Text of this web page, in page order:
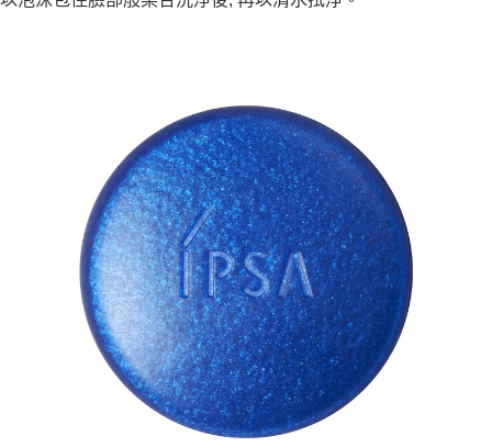
５．嚴禁一人註冊多個帳號或使用他人資訊註冊。若發現惡意使用之情形，
恩沛科技股份有限公司將有權停止該用戶之使用額度並採取法律行動。